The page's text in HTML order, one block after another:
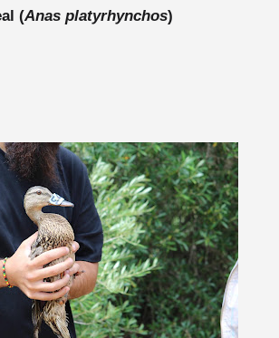
(Anas platyrhynchos)